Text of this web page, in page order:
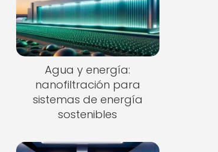
Agua y energía:
nanofiltración para
sistemas de energía
sostenibles